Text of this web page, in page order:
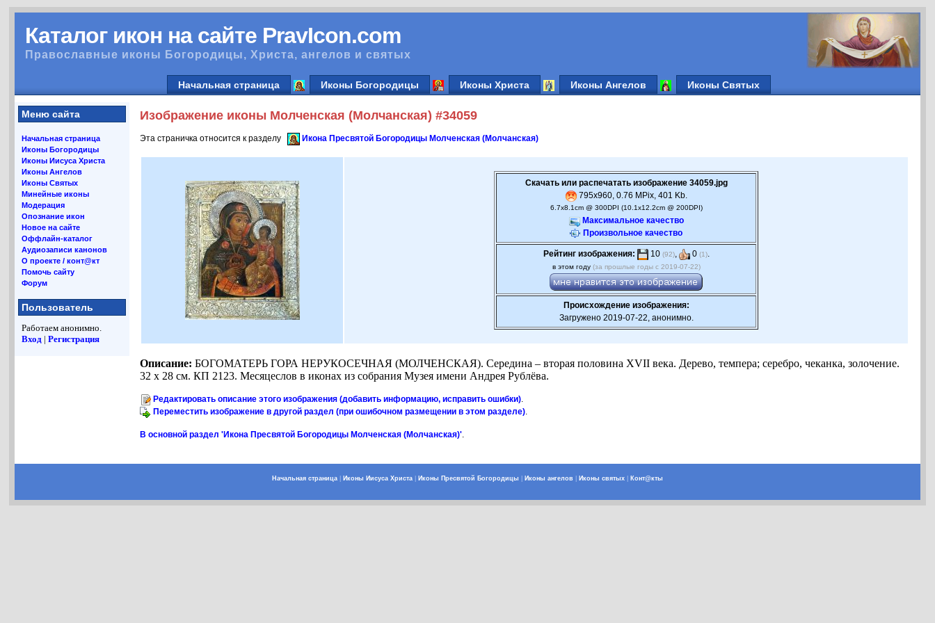
Каталог икон на сайте PravIcon.com
Православные иконы Богородицы, Христа, ангелов и святых
Начальная страница Иконы Богородицы Иконы Христа Иконы Ангелов Иконы Святых
Меню сайта
Начальная страница
Иконы Богородицы
Иконы Иисуса Христа
Иконы Ангелов
Иконы Святых
Минейные иконы
Модерация
Опознание икон
Новое на сайте
Оффлайн-каталог
Аудиозаписи канонов
О проекте / конт@кт
Помочь сайту
Форум
Пользователь
Работаем анонимно.
Вход |Регистрация
Изображение иконы Молченская (Молчанская) #34059
Эта страничка относится к разделу Икона Пресвятой Богородицы Молченская (Молчанская)
Скачать или распечатать изображение 34059.jpg
795x960, 0.76 MPix, 401 Kb.
6.7x8.1cm @ 300DPI (10.1x12.2cm @ 200DPI)
Максимальное качество
Произвольное качество
Рейтинг изображения: 10 (92), 0 (1).
в этом году (за прошлые годы с 2019-07-22)
Происхождение изображения:
Загружено 2019-07-22, анонимно.
Описание: БОГОМАТЕРЬ ГОРА НЕРУКОСЕЧНАЯ (МОЛЧЕНСКАЯ). Середина – вторая половина XVII века. Дерево, темпера; серебро, чеканка, золочение.
32 х 28 см. КП 2123. Месяцеслов в иконах из собрания Музея имени Андрея Рублёва.
Редактировать описание этого изображения (добавить информацию, исправить ошибки).
Переместить изображение в другой раздел (при ошибочном размещении в этом разделе).
В основной раздел 'Икона Пресвятой Богородицы Молченская (Молчанская)'.
Начальная страница Иконы Иисуса Христа Иконы Пресвятой Богородицы Иконы ангелов Иконы святых Конт@кты